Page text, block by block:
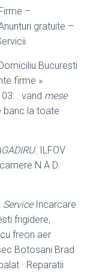
–
gratuite –
Bucuresti
firme »
. vand mese
banc la toate
. ILFOV
N A D.
ServiceIncarcare
frigidere,
freon aer
Botosani Brad
· Reparatii